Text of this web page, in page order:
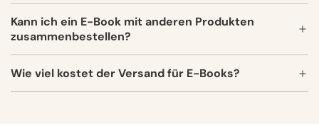
Kann ich ein E-Book mit anderen Produkten
zusammenbestellen?
Wie viel kostet der Versand für E-Books?